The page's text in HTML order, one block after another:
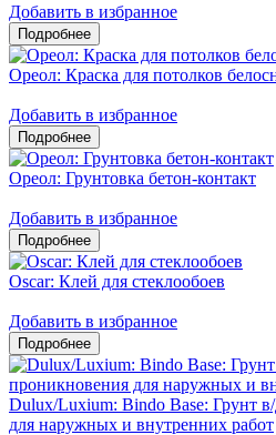
Добавить в избранное
Ореол: Краска для потолков
Добавить в избранное
Ореол: Грунтовка бетон-контакт
Добавить в избранное
Oscar: Клей для стеклообоев
Добавить в избранное
Dulux/Luxium: Bindo Base: Грунт
для наружных и внутренних работ